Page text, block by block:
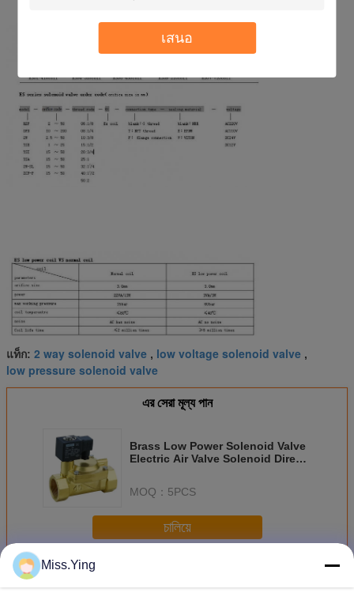
เสนอ
แท็ก: 2 way solenoid valve , low voltage solenoid valve ,
low pressure solenoid valve
এর সেরা মূল্য পান
Brass Low Power Solenoid Valve
Electric Air Valve Solenoid Direct
MOQ： 5PCS
চালিয়ে
มากกว่าวาล์วโซลินอยด์กำลังต่ำ
Miss.Ying